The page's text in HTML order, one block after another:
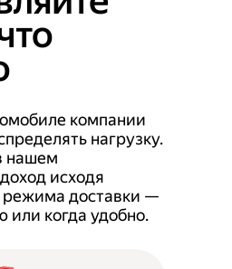
компании
нагрузку.
нашем
исходя
режима доставки —
или когда удобно.